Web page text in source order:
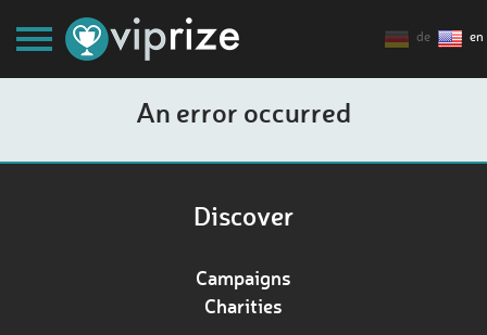
de en
An error occurred
Discover
Campaigns
Charities